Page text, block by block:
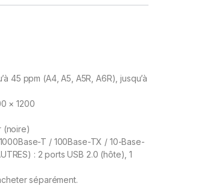
45 ppm (A4, A5, A5R, A6R), jusqu’à
× 1200
(noire)
T / 100Base-TX / 10-Base-
: 2 ports USB 2.0 (hôte), 1
séparément.